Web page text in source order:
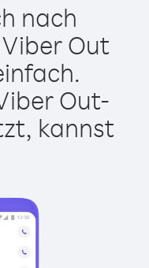
nach
Out
Out-
kannst